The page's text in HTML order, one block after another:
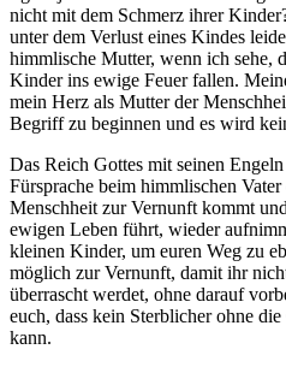
nicht mit dem Schmerz ihrer
unter dem Verlust eines Kindes
himmlische Mutter, wenn ich sehe,
Kinder ins ewige Feuer fallen.
mein Herz als Mutter der
Begriff zu beginnen und es wird
Das Reich Gottes mit seinen
Fürsprache beim himmlischen
Menschheit zur Vernunft kommt
ewigen Leben führt, wieder
kleinen Kinder, um euren Weg zu
möglich zur Vernunft, damit ihr
überrascht werdet, ohne darauf
euch, dass kein Sterblicher ohne
kann.